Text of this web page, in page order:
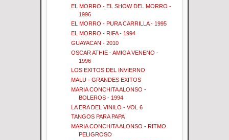
EL MORRO - EL SHOW DEL MORRO -
1996
EL MORRO - PURA CARRILLA - 1995
EL MORRO - RIFA - 1994
GUAYACAN - 2010
OSCAR ATHIE - AMIGA VENENO -
1996
LOS EXITOS DEL INVIERNO
MALU - GRANDES EXITOS
MARIA CONCHITA ALONSO -
BOLEROS - 1994
LA ERA DEL VINILO - VOL 6
TANGOS PARA PAPA
MARIA CONCHITA ALONSO - RITMO
PELIGROSO